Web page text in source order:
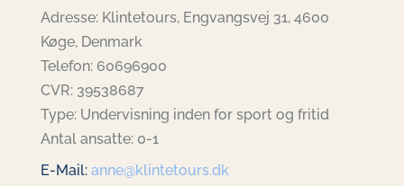
Adresse: Klintetours, Engvangsvej 31, 4600
Køge, Denmark
Telefon: 60696900
CVR: 39538687
Type: Undervisning inden for sport og fritid
Antal ansatte: 0-1
E-Mail: anne@klintetours.dk